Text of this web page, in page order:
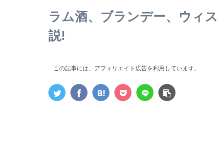
ラム酒、ブランデー、ウィ
説!
この記事には、アフィリエイト広告を利用しています。